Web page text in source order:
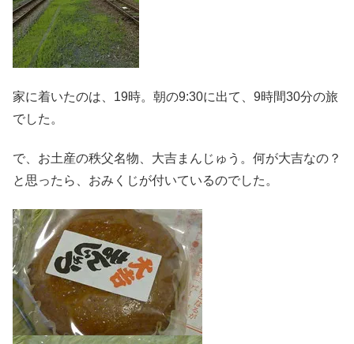
家に着いたのは、19時。朝の9:30に出て、9時間30分の旅
でした。
で、お土産の秩父名物、大吉まんじゅう。何が大吉なの？
と思ったら、おみくじが付いているのでした。